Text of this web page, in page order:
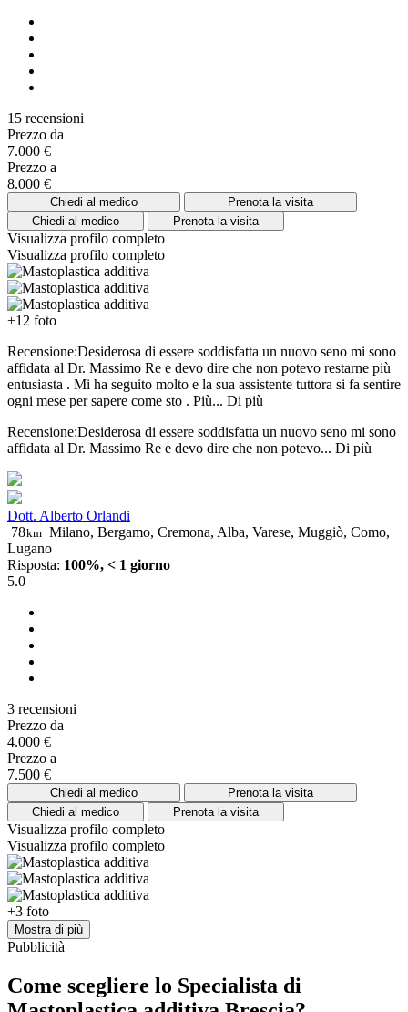
15 recensioni
Prezzo da
7.000 €
Prezzo a
8.000 €
Chiedi al medico
Prenota la visita
Chiedi al medico
Prenota la visita
Visualizza profilo completo
Visualizza profilo completo
+12 foto
Recensione:Desiderosa di essere soddisfatta un nuovo seno mi sono
affidata al Dr. Massimo Re e devo dire che non potevo restarne più
entusiasta . Mi ha seguito molto e la sua assistente tuttora si fa sentire
ogni mese per sapere come sto . Più... Di più
Recensione:Desiderosa di essere soddisfatta un nuovo seno mi sono
affidata al Dr. Massimo Re e devo dire che non potevo... Di più
Dott. Alberto Orlandi
78km Milano, Bergamo, Cremona, Alba, Varese, Muggiò, Como,
Lugano
Risposta: 100%, < 1 giorno
5.0
3 recensioni
Prezzo da
4.000 €
Prezzo a
7.500 €
Chiedi al medico
Prenota la visita
Chiedi al medico
Prenota la visita
Visualizza profilo completo
Visualizza profilo completo
+3 foto
Mostra di più
Pubblicità
Come scegliere lo Specialista di